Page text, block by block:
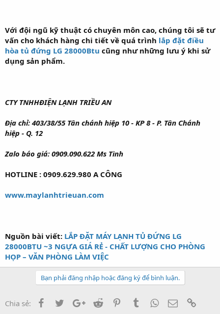
Với đội ngũ kỹ thuật có chuyên môn cao, chúng tôi sẽ tư
vấn cho khách hàng chi tiết về quá trình lắp đặt điều
hòa tủ đứng LG 28000Btu cũng như những lưu ý khi sử
dụng sản phẩm.
CTY TNHHĐIỆN LẠNH TRIỀU AN
Địa chỉ: 403/38/55 Tân chánh hiệp 10 - KP 8 - P. Tân Chánh
hiệp - Q. 12
Zalo báo giá: 0909.090.622 Ms Tình
HOTLINE : 0909.629.980 A CÔNG
www.maylanhtrieuan.com
Nguồn bài viết: LẮP ĐẶT MÁY LẠNH TỦ ĐỨNG LG
28000BTU ~3 NGỰA GIÁ RẺ - CHẤT LƯỢNG CHO PHÒNG
HỌP – VĂN PHÒNG LÀM VIỆC
Bạn phải đăng nhập hoặc đăng ký để bình luận.
Chia sẻ: FacebookTwitterGoogle+
Reddit PinterestTumblrWhatsApp
Email